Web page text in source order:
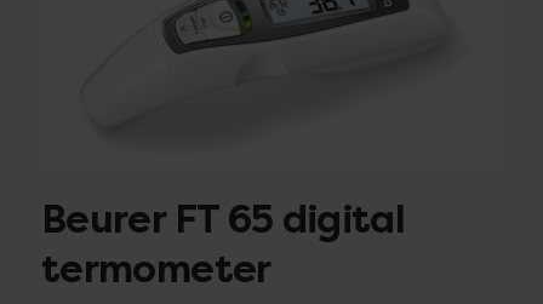
Beurer FT 65 digital
termometer